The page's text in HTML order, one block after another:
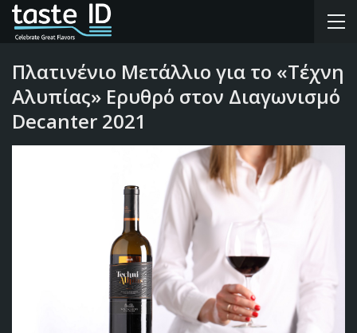
Πλατινένιο Μετάλλιο για το «Τέχνη
Αλυπίας» Ερυθρό στον Διαγωνισμό
Decanter 2021